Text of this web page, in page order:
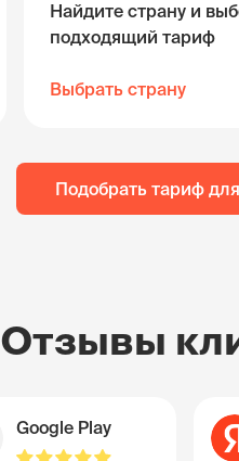
Найдите страну и
подходящий тариф
Выбрать страну
Подобрать тариф
Отзывы
Google Play